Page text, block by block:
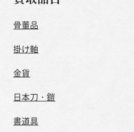
骨董品
掛け軸
金貨
日本刀・鎧
書道具